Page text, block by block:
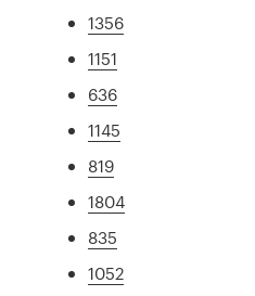
1356
1151
636
1145
819
1804
835
1052